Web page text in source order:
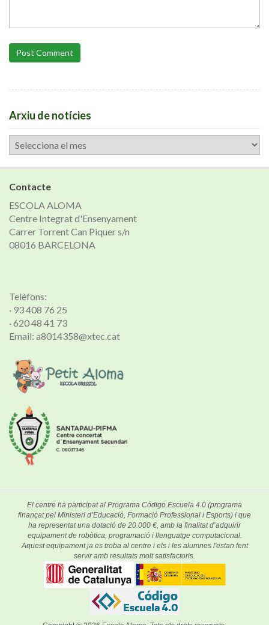
Post Comment
Arxiu de notícies
Arxiu
de
notícies
Contacte
ESCOLA ALOMA
Centre Integrat d'Ensenyament
Carrer Torrent Can Piquer s/n
08016 BARCELONA
Telèfons:
· 93 408 76 25
· 620 48 41 73
Email: a8014358@xtec.cat
El centre ha participat al Programa Código Escuela 4.0 (programa
finançat pel Ministeri d’Educació, Formació Professional i Esports) i que
ha representat una dotació de 20.000 €, amb la finalitat d’adquirir
equipament de robòtica, programació i llenguatge computacional.
Aquest equipament ja es troba al centre i els i les alumnes l'estan fent
servir amb resultats molt satisfactoris.